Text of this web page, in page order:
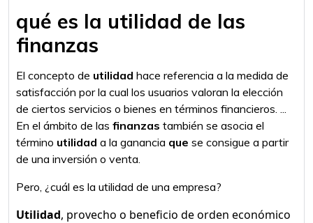
qué es la utilidad de las
finanzas
El concepto de utilidad hace referencia a la medida de
satisfacción por la cual los usuarios valoran la elección
de ciertos servicios o bienes en términos financieros. ...
En el ámbito de las finanzas también se asocia el
término utilidad a la ganancia que se consigue a partir
de una inversión o venta.
Pero, ¿cuál es la utilidad de una empresa?
Utilidad, provecho o beneficio de orden económico